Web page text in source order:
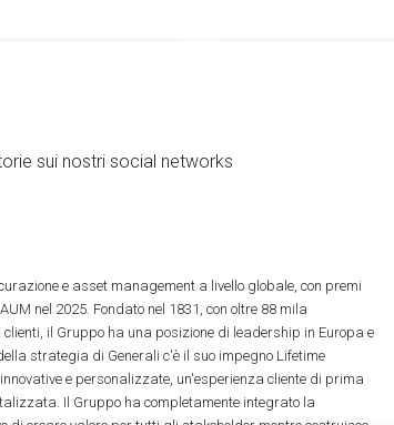
sui nostri social networks
e asset management a livello globale, con premi
nel 2025. Fondato nel 1831, con oltre 88 mila
il Gruppo ha una posizione di leadership in Europa e
strategia di Generali c'è il suo impegno Lifetime
e personalizzate, un'esperienza cliente di prima
Il Gruppo ha completamente integrato la